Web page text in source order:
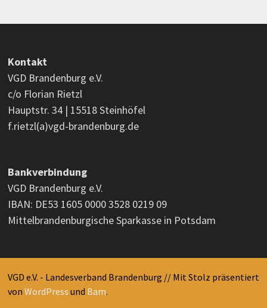
Kontakt
VGD Brandenburg e.V.
c/o Florian Rietzl
Hauptstr. 34 | 15518 Steinhöfel
f.rietzl(a)vgd-brandenburg.de
Bankverbindung
VGD Brandenburg e.V.
IBAN: DE53 1605 0000 3528 0219 09
Mittelbrandenburgische Sparkasse in Potsdam
VGD e.V. - Landesverband Brandenburg // Mit Stolz präsentiert
von WordPress und Bam.